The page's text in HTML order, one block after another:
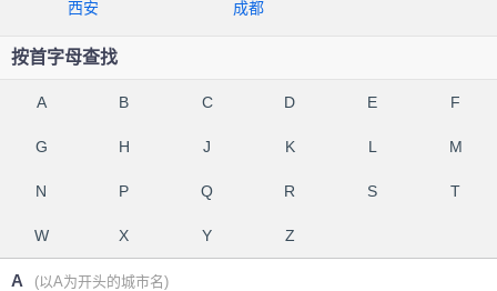
西安 成都
按首字母查找
A B C D E F
G H J K L M
N P Q R S T
W X Y Z
A (以A为开头的城市名)